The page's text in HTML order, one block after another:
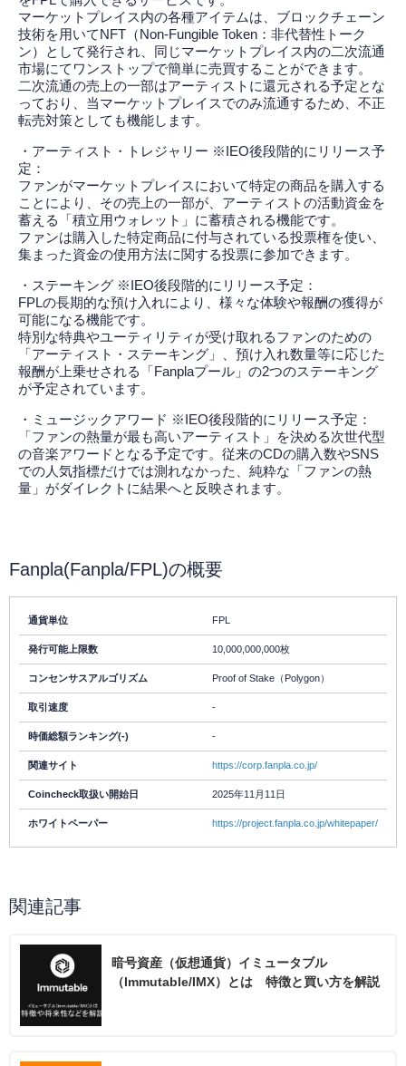
マーケットプレイス内の各種アイテムは、ブロックチェーン
技術を用いてNFT（Non-Fungible Token：非代替性トーク
ン）として発行され、同じマーケットプレイス内の二次流通
市場にてワンストップで簡単に売買することができます。
⼆次流通の売上の⼀部はアーティストに還元される予定とな
っており、当マーケットプレイスでのみ流通するため、不正
転売対策としても機能します。
・アーティスト・トレジャリー ※IEO後段階的にリリース予
定：
ファンがマーケットプレイスにおいて特定の商品を購入する
ことにより、その売上の一部が、アーティストの活動資金を
蓄える「積立用ウォレット」に蓄積される機能です。
ファンは購入した特定商品に付与されている投票権を使い、
集まった資金の使用方法に関する投票に参加できます。
・ステーキング ※IEO後段階的にリリース予定：
FPLの長期的な預け入れにより、様々な体験や報酬の獲得が
可能になる機能です。
特別な特典やユーティリティが受け取れるファンのための
「アーティスト・ステーキング」、預け入れ数量等に応じた
報酬が上乗せされる「Fanplaプール」の2つのステーキング
が予定されています。
・ミュージックアワード ※IEO後段階的にリリース予定：
「ファンの熱量が最も高いアーティスト」を決める次世代型
の音楽アワードとなる予定です。従来のCDの購入数やSNS
での人気指標だけでは測れなかった、純粋な「ファンの熱
量」がダイレクトに結果へと反映されます。
Fanpla(Fanpla/FPL)の概要
通貨単位 FPL
発行可能上限数 10,000,000,000枚
コンセンサスアルゴリズム Proof of Stake（Polygon）
取引速度 -
時価総額ランキング(-) -
関連サイト https://corp.fanpla.co.jp/
Coincheck取扱い開始日 2025年11月11日
ホワイトペーパー https://project.fanpla.co.jp/whitepaper/
関連記事
暗号資産（仮想通貨）イミュータブル
（Immutable/IMX）とは 特徴と買い方を解説